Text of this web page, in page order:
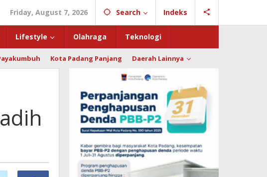
Friday, August 7, 2026 Search Indeks
Lifestyle Olahraga Teknologi
Kota Padang Panjang Daerah Lainnya